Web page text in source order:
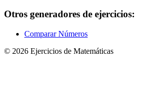
Otros generadores de ejercicios:
Comparar Números
© 2026 Ejercicios de Matemáticas